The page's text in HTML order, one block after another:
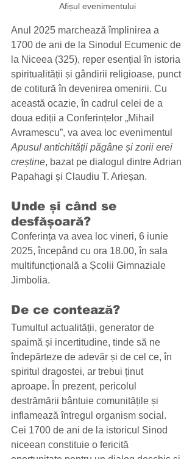
Afișul evenimentului
Anul 2025 marchează împlinirea a
1700 de ani de la Sinodul Ecumenic de
la Niceea (325), reper esențial în istoria
spiritualității și gândirii religioase, punct
de cotitură în devenirea omenirii. Cu
această ocazie, în cadrul celei de a
doua ediții a Conferințelor „Mihail
Avramescu”, va avea loc evenimentul
Apusul antichității păgâne și zorii erei
creștine, bazat pe dialogul dintre Adrian
Papahagi și Claudiu T. Arieșan.
Unde și când se
desfășoară?
Conferința va avea loc vineri, 6 iunie
2025, începând cu ora 18.00, în sala
multifuncțională a Școlii Gimnaziale
Jimbolia.
De ce contează?
Tumultul actualității, generator de
spaimă și incertitudine, tinde să ne
îndepărteze de adevăr și de cel ce, în
spiritul dragostei, ar trebui ținut
aproape. În prezent, pericolul
destrămării bântuie comunitățile și
inflamează întregul organism social.
Cei 1700 de ani de la istoricul Sinod
niceean constituie o fericită